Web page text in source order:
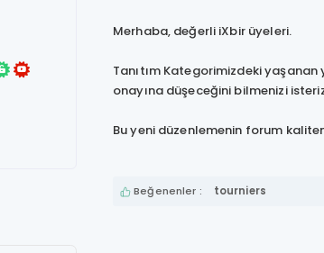
Merhaba, değerli iXbir üyeleri.
Tanıtım Kategorimizdeki
onayına düşeceğini bilmenizi
Bu yeni düzenlemenin forum
Beğenenler : tourniers